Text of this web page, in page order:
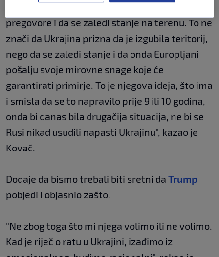
"Ideja Trumpa je da on nametne mirovne
pregovore i da se zaledi stanje na terenu. To ne
znači da Ukrajina prizna da je izgubila teritorij,
nego da se zaledi stanje i da onda Europljani
pošalju svoje mirovne snage koje će
garantirati primirje. To je njegova ideja, što ima
i smisla da se to napravilo prije 9 ili 10 godina,
onda bi danas bila drugačija situacija, ne bi se
Rusi nikad usudili napasti Ukrajinu", kazao je
Kovač.
Dodaje da bismo trebali biti sretni da Trump
pobjedi i objasnio zašto.
"Ne zbog toga što mi njega volimo ili ne volimo.
Kad je riječ o ratu u Ukrajini, izađimo iz